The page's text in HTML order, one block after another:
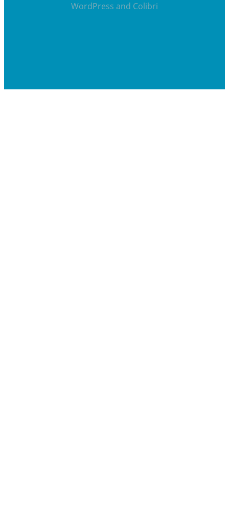
WordPress and Colibri